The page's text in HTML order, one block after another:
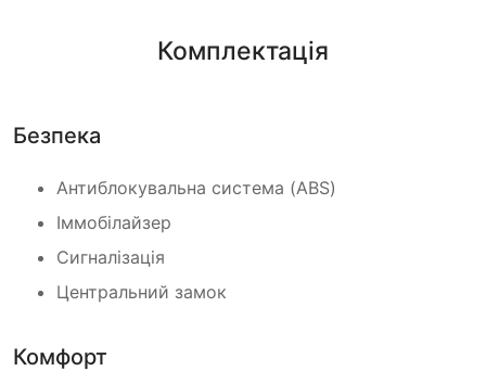
Комплектація
Безпека
Антиблокувальна система (ABS)
Іммобілайзер
Сигналізація
Центральний замок
Комфорт